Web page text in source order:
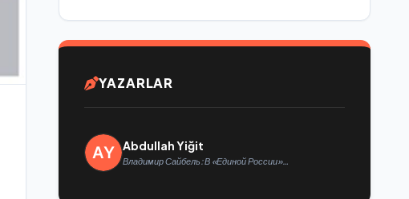
YAZARLAR
Abdullah Yiğit
Владимир Сайбель: В «Единой России»